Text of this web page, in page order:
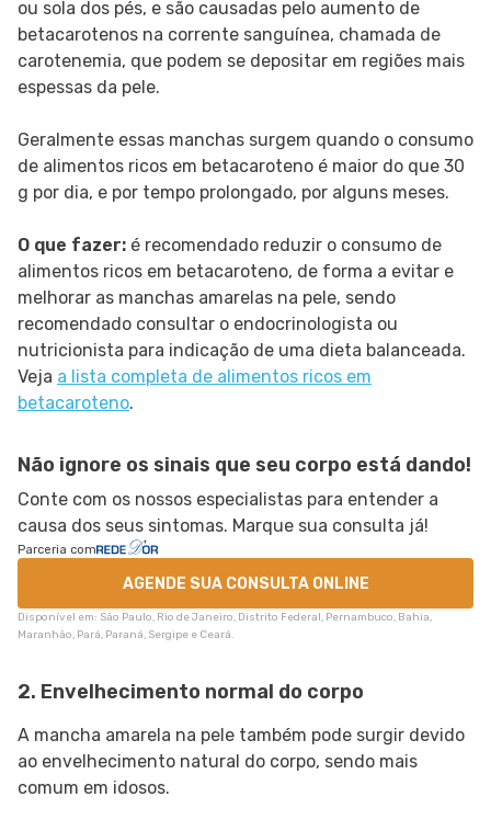
ou sola dos pés, e são causadas pelo aumento de
betacarotenos na corrente sanguínea, chamada de
carotenemia, que podem se depositar em regiões mais
espessas da pele.
Geralmente essas manchas surgem quando o consumo
de alimentos ricos em betacaroteno é maior do que 30
g por dia, e por tempo prolongado, por alguns meses.
O que fazer: é recomendado reduzir o consumo de
alimentos ricos em betacaroteno, de forma a evitar e
melhorar as manchas amarelas na pele, sendo
recomendado consultar o endocrinologista ou
nutricionista para indicação de uma dieta balanceada.
Veja a lista completa de alimentos ricos em
betacaroteno.
Não ignore os sinais que seu corpo está dando!
Conte com os nossos especialistas para entender a
causa dos seus sintomas. Marque sua consulta já!
Parceria com
AGENDE SUA CONSULTA ONLINE
Disponível em: São Paulo, Rio de Janeiro, Distrito Federal, Pernambuco, Bahia,
Maranhão, Pará, Paraná, Sergipe e Ceará.
2. Envelhecimento normal do corpo
A mancha amarela na pele também pode surgir devido
ao envelhecimento natural do corpo, sendo mais
comum em idosos.